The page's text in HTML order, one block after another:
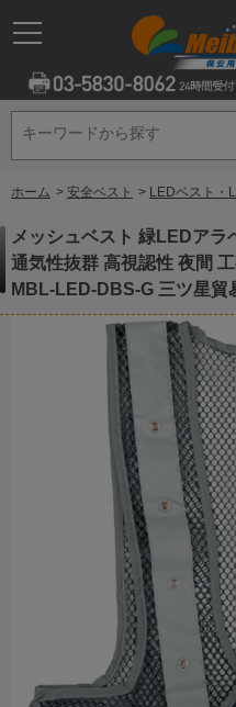
キーワードから探す
キーワードから探す
ホーム > 安全ベスト > LEDベスト・
メッシュベスト 緑LEDアラ
通気性抜群 高視認性 夜間
MBL-LED-DBS-G 三ツ星貿